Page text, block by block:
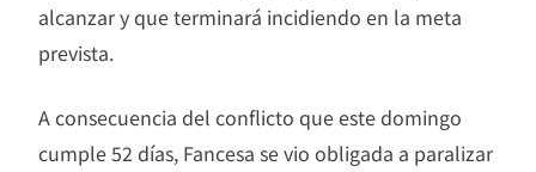
alcanzar y que terminará incidiendo en la meta
prevista.
A consecuencia del conflicto que este domingo
cumple 52 días, Fancesa se vio obligada a paralizar